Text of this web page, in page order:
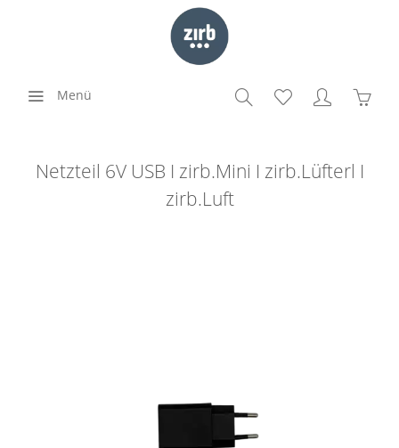
Menü
Netzteil 6V USB I zirb.Mini I zirb.Lüfterl I
zirb.Luft